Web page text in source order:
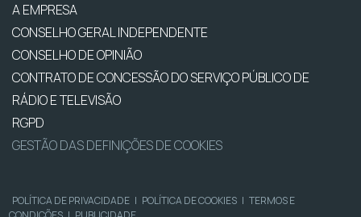
A EMPRESA
CONSELHO GERAL INDEPENDENTE
CONSELHO DE OPINIÃO
CONTRATO DE CONCESSÃO DO SERVIÇO PÚBLICO DE
RÁDIO E TELEVISÃO
RGPD
GESTÃO DAS DEFINIÇÕES DE COOKIES
POLÍTICA DE PRIVACIDADE | POLÍTICA DE COOKIES | TERMOS E